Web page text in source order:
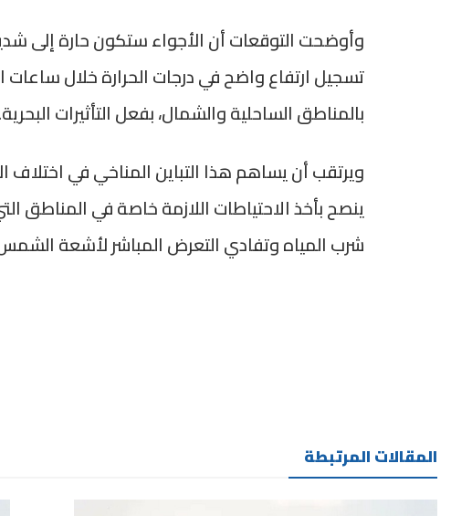
وأوضحت التوقعات أن الأجواء ستكون حارة إلى
تسجيل ارتفاع واضح في درجات الحرارة خلال ساعات
بالمناطق الساحلية والشمال، بفعل التأثيرات البحرية.
ويرتقب أن يساهم هذا التباين المناخي في اختلاف
ينصح بأخذ الاحتياطات اللازمة خاصة في المناطق
شرب المياه وتفادي التعرض المباشر لأشعة
المقالات المرتبطة